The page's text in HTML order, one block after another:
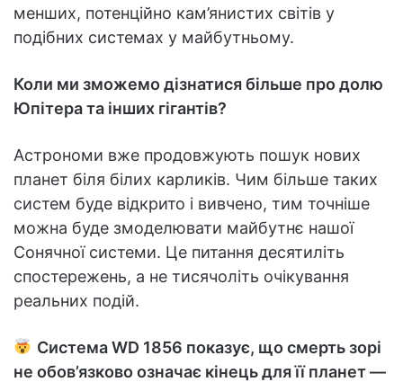
менших, потенційно кам’янистих світів у
подібних системах у майбутньому.
Коли ми зможемо дізнатися більше про долю
Юпітера та інших гігантів?
Астрономи вже продовжують пошук нових
планет біля білих карликів. Чим більше таких
систем буде відкрито і вивчено, тим точніше
можна буде змоделювати майбутнє нашої
Сонячної системи. Це питання десятиліть
спостережень, а не тисячоліть очікування
реальних подій.
Система WD 1856 показує, що смерть зорі
не обов’язково означає кінець для її планет —